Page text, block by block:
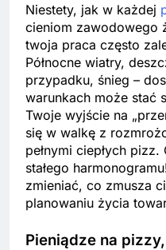
Niestety, jak w każdej
cieniom zawodowego
twoja praca często
Północne wiatry,
przypadku, śnieg –
warunkach może stać
Twoje wyjście na
się w walkę z
pełnymi ciepłych
stałego
zmieniać, co zmusza
planowaniu życia
Pieniądze na